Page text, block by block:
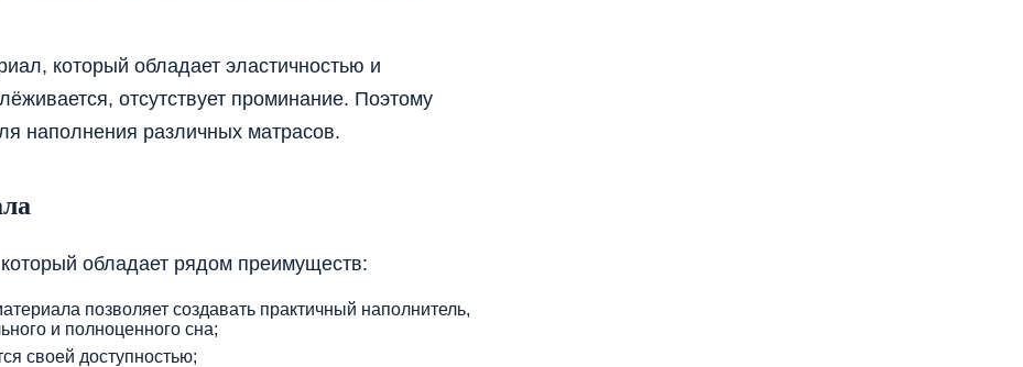
который обладает эластичностью и
отсутствует проминание. Поэтому
наполнения различных матрасов.
обладает рядом преимуществ:
позволяет создавать практичный наполнитель,
и полноценного сна;
своей доступностью;